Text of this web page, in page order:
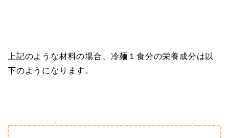
上記のような材料の場合、冷麺１食分の栄養成分は以
下のようになります。